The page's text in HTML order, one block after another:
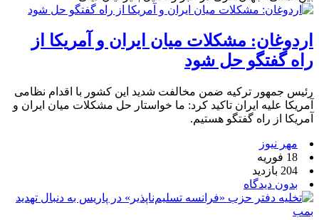
اردوغان: مشکلات میان ایران و آمریکا از
راه گفتگو حل شود
رئیس جمهور ترکیه ضمن مخالفت شدید این کشور با اقدام نظامی
آمریکا علیه ایران تاکید کرد: ما خواستار حل مشکلات میان ایران و
آمریکا از راه گفتگو هستیم.
مهر نیوز
18 فوریه
204 بازدید
بدون دیدگاه